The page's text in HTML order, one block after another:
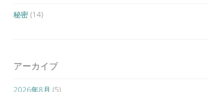
秘密 (14)
アーカイブ
2026年8月 (5)